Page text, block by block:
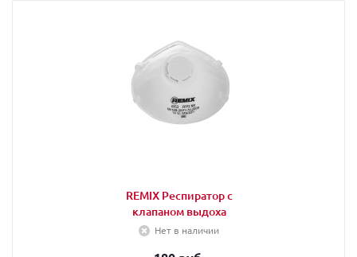
REMIX Респиратор с
клапаном выдоха
Нет в наличии